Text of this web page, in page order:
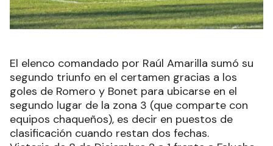
El elenco comandado por Raúl Amarilla sumó su
segundo triunfo en el certamen gracias a los
goles de Romero y Bonet para ubicarse en el
segundo lugar de la zona 3 (que comparte con
equipos chaqueños), es decir en puestos de
clasificación cuando restan dos fechas.